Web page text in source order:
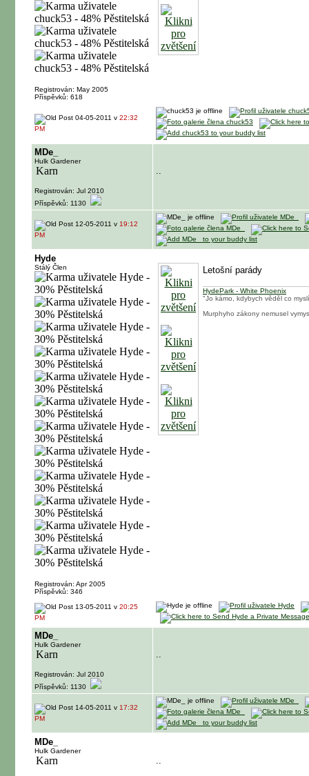
Registrován: May 2005
Příspěvků: 618
04-05-2011 v 22:32
PM
MDe_
Hulk Gardener
Registrován: Jul 2010
Příspěvků: 1130
..
12-05-2011 v 19:12
PM
Hyde
Stálý Člen
Registrován: Apr 2005
Příspěvků: 346
Letošní parády
HydePark - White Phoenix
"Jo kámo, kdybych věděl co
Murphyho zákony nemusel
13-05-2011 v 20:25
PM
MDe_
Hulk Gardener
Registrován: Jul 2010
Příspěvků: 1130
..
14-05-2011 v 17:32
PM
MDe_
Hulk Gardener
..